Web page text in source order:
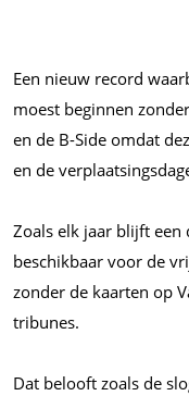
Een nieuw record
moest beginnen
en de B-Side omdat
en de
Zoals elk jaar blijft een
beschikbaar voor de
zonder de kaarten op
tribunes.
Dat belooft zoals de